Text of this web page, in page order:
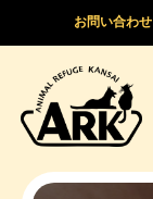
お問い合わせ